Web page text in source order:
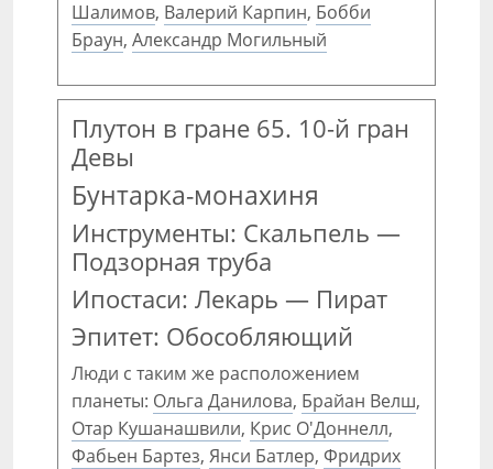
Шалимов, Валерий Карпин, Бобби
Браун, Александр Могильный
Плутон в гране 65. 10-й гран
Девы
Бунтарка-монахиня
Инструменты: Скальпель —
Подзорная труба
Ипостаси: Лекарь — Пират
Эпитет: Обособляющий
Люди с таким же расположением
планеты: Ольга Данилова, Брайан Велш,
Отар Кушанашвили, Крис О'Доннелл,
Фабьен Бартез, Янси Батлер, Фридрих